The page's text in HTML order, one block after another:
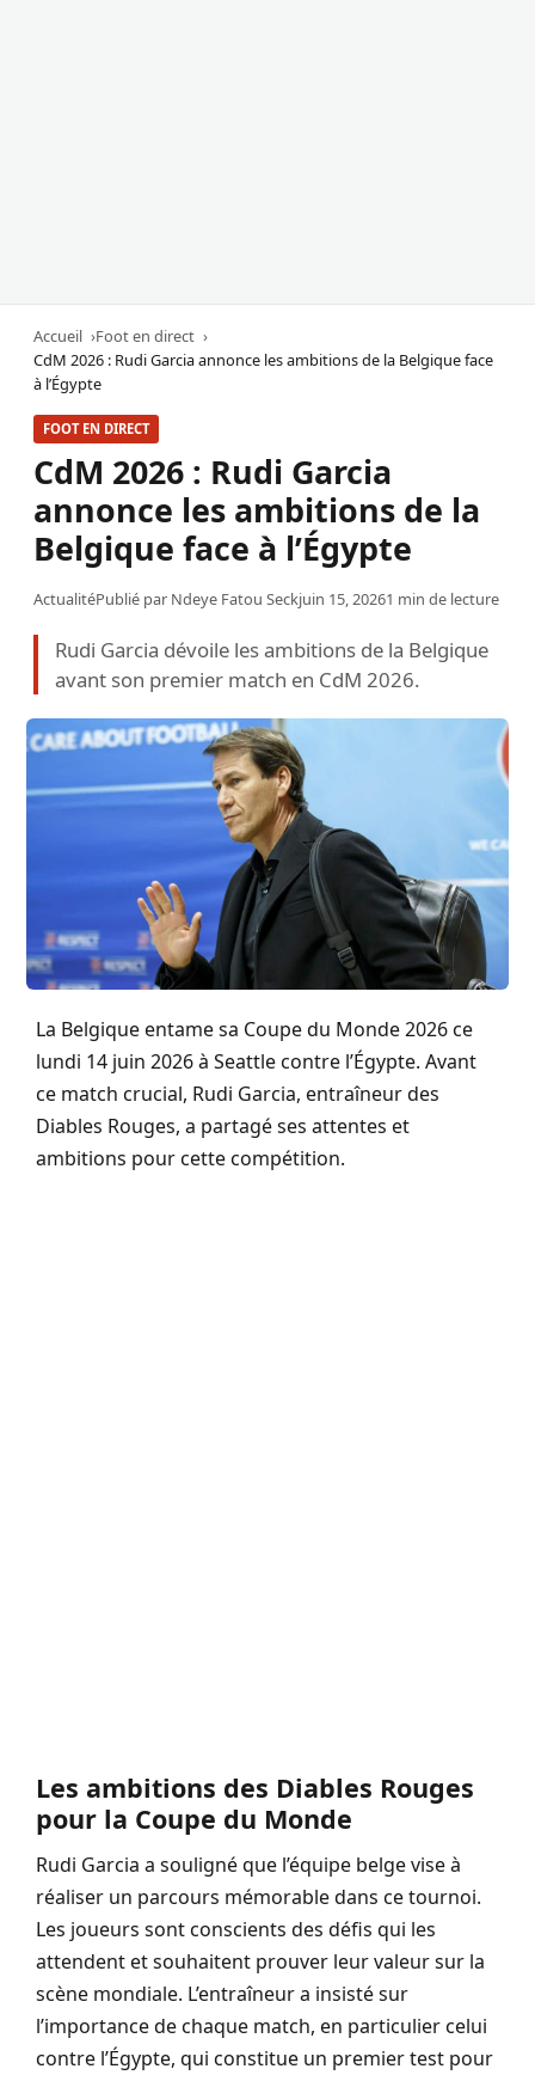
Accueil
Foot en direct
CdM 2026 : Rudi Garcia annonce les ambitions de la Belgique face
à l’Égypte
FOOT EN DIRECT
CdM 2026 : Rudi Garcia
annonce les ambitions de la
Belgique face à l’Égypte
ActualitéPublié par Ndeye Fatou Seckjuin 15, 20261 min de lecture
Rudi Garcia dévoile les ambitions de la Belgique
avant son premier match en CdM 2026.
La Belgique entame sa Coupe du Monde 2026 ce
lundi 14 juin 2026 à Seattle contre l’Égypte. Avant
ce match crucial, Rudi Garcia, entraîneur des
Diables Rouges, a partagé ses attentes et
ambitions pour cette compétition.
Les ambitions des Diables Rouges
pour la Coupe du Monde
Rudi Garcia a souligné que l’équipe belge vise à
réaliser un parcours mémorable dans ce tournoi.
Les joueurs sont conscients des défis qui les
attendent et souhaitent prouver leur valeur sur la
scène mondiale. L’entraîneur a insisté sur
l’importance de chaque match, en particulier celui
contre l’Égypte, qui constitue un premier test pour